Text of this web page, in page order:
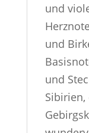
und
und
und